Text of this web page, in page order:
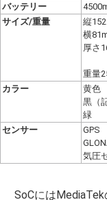
バッテリー
サイズ/重量
縦
横
厚さ
重量
カラー
黄色
黒（
緑
センサー
GPS
気圧
SoCには